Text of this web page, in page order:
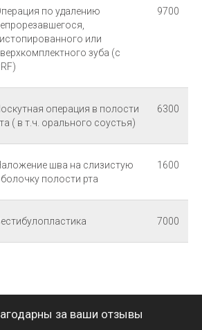
по удалению
или
зуба (с
9700
операция в полости
( в т.ч. орального соустья)
6300
шва на слизистую
полости рта
1600
7000
Все права защищены.